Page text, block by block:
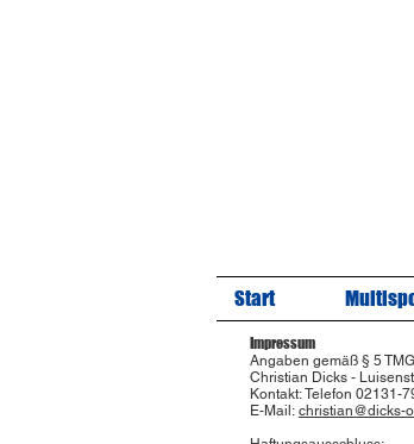
Start
Impressum
Angaben gemäß § 5 TMG
Christian Dicks -
Kontakt: Telefon 02131-
E-Mail: christian@dicks-